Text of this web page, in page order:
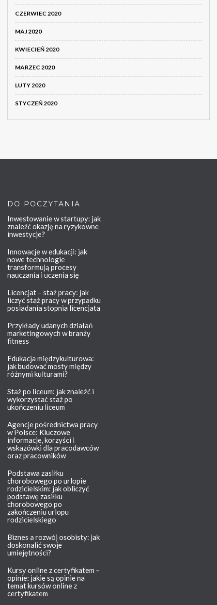
CZERWIEC 2020
MAJ 2020
KWIECIEŃ 2020
MARZEC 2020
LUTY 2020
STYCZEŃ 2020
DO POCZYTANIA
Inwestowanie w startupy: jak
znaleźć okazję na ryzykowne
inwestycje?
Innowacje w edukacji: jak
nowe technologie
transformują procesy
nauczania i uczenia się
Licencjat – staż pracy: jak
liczyć staż pracy w przypadku
posiadania stopnia licencjata
Przykłady udanych działań
marketingowych w branży
fitness
Edukacja międzykulturowa:
jak budować mosty między
różnymi kulturami?
Staż po liceum: jak znaleźć i
wykorzystać staż po
ukończeniu liceum
Agencje pośrednictwa pracy
w Polsce: Kluczowe
informacje, korzyści i
wskazówki dla pracodawców
oraz pracowników
Podstawa zasiłku
chorobowego po urlopie
rodzicielskim: jak obliczyć
podstawę zasiłku
chorobowego po
zakończeniu urlopu
rodzicielskiego
Biznes a rozwój osobisty: jak
doskonalić swoje
umiejętności?
Kursy online z certyfikatem –
opinie: jakie są opinie na
temat kursów online z
certyfikatem